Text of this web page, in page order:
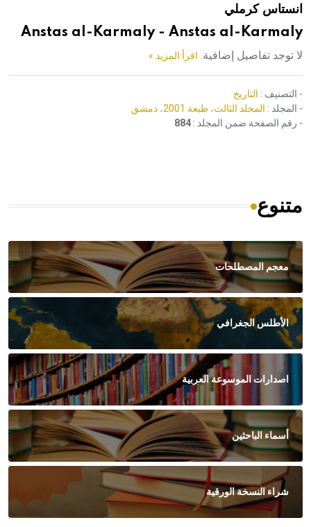
هيئة الموسوعة العربية تطلق موسوعات جديدة في عام 2026انستاس كرملي
Anstas al-Karmaly - Anstas al-Karmaly
لا توجد تفاصيل إضافية. اقرأ المزيد »
- التصنيف : التاريخ
- المجلد : المجلد الثالث، طبعة 2001، دمشق
- رقم الصفحة ضمن المجلد : 884
متنوع
معجم المصطلحات
الأطلس الجغرافي
اصدارات الموسوعة العربية
أسماء الباحثين
شراء النسخة الورقية